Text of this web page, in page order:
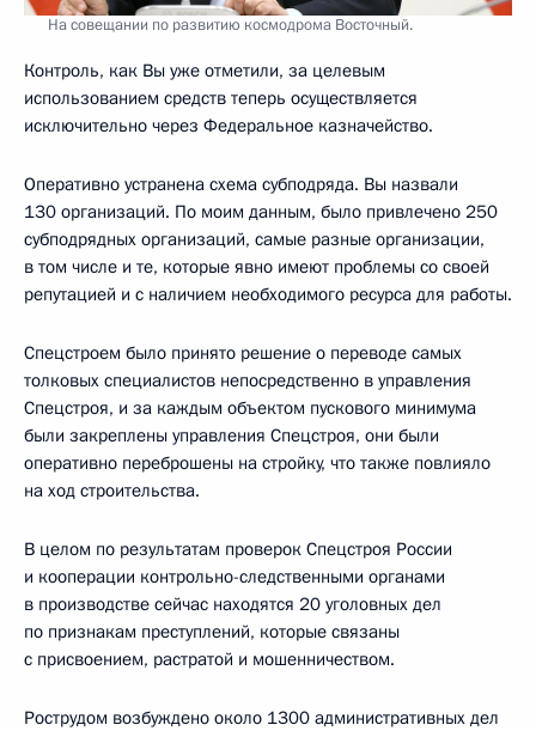
На совещании по развитию космодрома Восточный.
Контроль, как Вы уже отметили, за целевым
использованием средств теперь осуществляется
исключительно через Федеральное казначейство.
Оперативно устранена схема субподряда. Вы назвали
130 организаций. По моим данным, было привлечено 250
субподрядных организаций, самые разные организации,
в том числе и те, которые явно имеют проблемы со своей
репутацией и с наличием необходимого ресурса для работы.
Спецстроем было принято решение о переводе самых
толковых специалистов непосредственно в управления
Спецстроя, и за каждым объектом пускового минимума
были закреплены управления Спецстроя, они были
оперативно переброшены на стройку, что также повлияло
на ход строительства.
В целом по результатам проверок Спецстроя России
и кооперации контрольно-следственными органами
в производстве сейчас находятся 20 уголовных дел
по признакам преступлений, которые связаны
с присвоением, растратой и мошенничеством.
Рострудом возбуждено около 1300 административных дел